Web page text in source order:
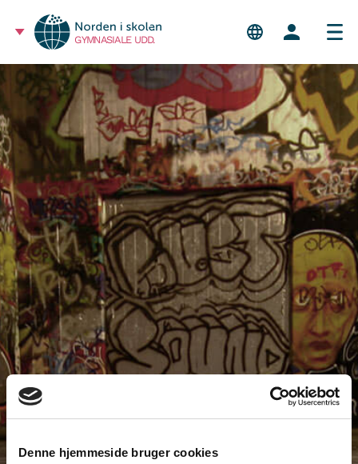
Denne hjemmeside bruger cookies
GYMNASIALE UDD.